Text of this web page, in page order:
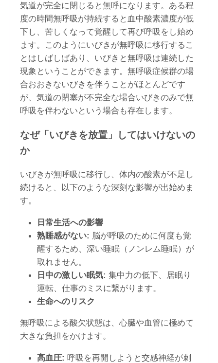
気道が完全に閉じると無呼になります。ある程
度の時間無呼吸が持続すると血中酸素濃度が低
下し、苦しくなって覚醒して再び呼吸をし始め
ます。このようにいびきが無呼吸に移行するこ
とはしばしばあり、いびきと無呼吸は連続した
現象ということができます。無呼吸症候群の場
合おおきないびきを伴うことがほとんどです
が、気道の閉塞が不完全な場合いびきのみで無
呼吸を伴わないという場合も存在します。
なぜ「いびきを放置」してはいけないの
か
いびきが無呼吸に移行し、体内の酸素が不足し
続けると、以下のような深刻な影響が出始めま
す。
日常生活への影響
熟睡感がない: 脳が呼吸のために何度も覚
醒するため、深い睡眠（ノンレム睡眠）が
取れません。
日中の激しい眠気: 集中力の低下、居眠り
運転、仕事のミスに繋がります。
生命へのリスク
無呼吸による酸欠状態は、心臓や血管に極めて
大きな負担をかけます。
高血圧: 呼吸を再開しようと交感神経が刺